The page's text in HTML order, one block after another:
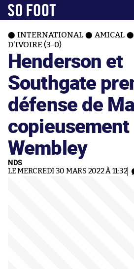
INTERNATIONAL AMICAL
D'IVOIRE (3-0)
Henderson et
Southgate
défense de
Wembley
NDS
LE MERCREDI 30 MARS 2022 À 11:32